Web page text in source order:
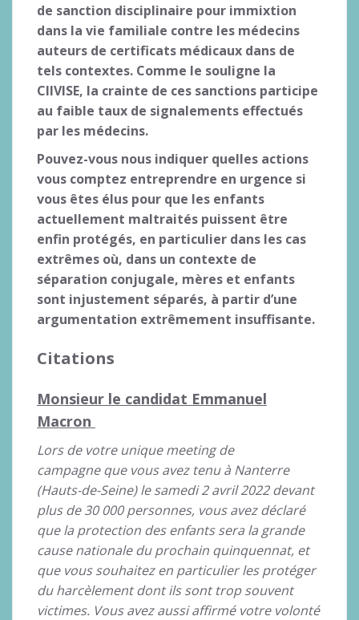
de sanction disciplinaire pour immixtion
dans la vie familiale contre les médecins
auteurs de certificats médicaux dans de
tels contextes. Comme le souligne la
CIIVISE, la crainte de ces sanctions participe
au faible taux de signalements effectués
par les médecins.
Pouvez-vous nous indiquer quelles actions
vous comptez entreprendre en urgence si
vous êtes élus pour que les enfants
actuellement maltraités puissent être
enfin protégés, en particulier dans les cas
extrêmes où, dans un contexte de
séparation conjugale, mères et enfants
sont injustement séparés, à partir d’une
argumentation extrêmement insuffisante.
Citations
Monsieur le candidat Emmanuel
Macron
Lors de votre unique meeting de
campagne que vous avez tenu à Nanterre
(Hauts-de-Seine) le samedi 2 avril 2022 devant
plus de 30 000 personnes, vous avez déclaré
que la protection des enfants sera la grande
cause nationale du prochain quinquennat, et
que vous souhaitez en particulier les protéger
du harcèlement dont ils sont trop souvent
victimes. Vous avez aussi affirmé votre volonté